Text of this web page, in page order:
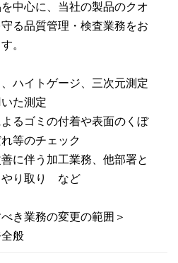
中心に、当社の製品のクオ
守る品質管理・検査業務をお
。
ハイトゲージ、三次元測定
た測定
るゴミの付着や表面のくぼ
等のチェック
に伴う加工業務、他部署と
やり取り など
き業務の変更の範囲＞
般